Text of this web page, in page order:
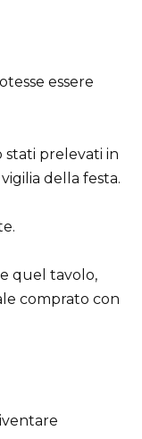
essere
stati prelevati in
della festa.
quel tavolo,
comprato con